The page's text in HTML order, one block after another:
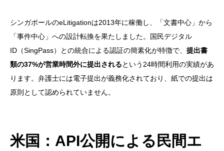
シンガポールのeLitigationは2013年に稼働し、「文書中心」から
「事件中心」への設計転換を果たしました。国民デジタル
ID（SingPass）との統合による認証の簡素化が特徴で、 提出書
類の37%が営業時間外に提出されるという24時間利用の実績があ
ります。弁護士には電子提出が義務化されており、紙での提出は
原則として認められていません。
米国：API公開による民間エ